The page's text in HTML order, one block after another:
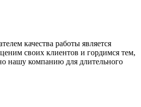
качества работы является
своих клиентов и гордимся тем,
нашу компанию для длительного